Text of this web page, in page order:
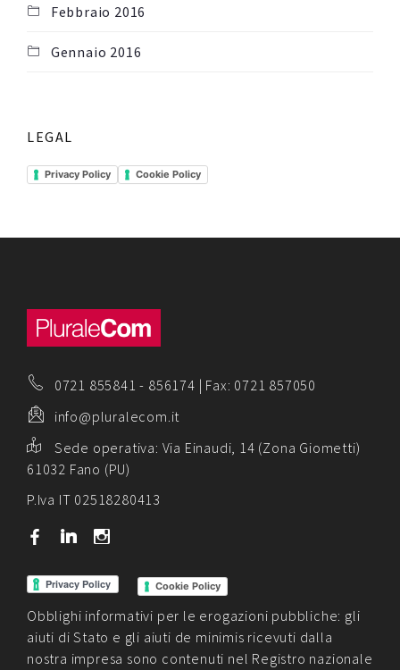
Febbraio 2016
Gennaio 2016
LEGAL
Privacy Policy Cookie Policy
0721 855841 - 856174 | Fax: 0721 857050
info@pluralecom.it
Sede operativa: Via Einaudi, 14 (Zona Giometti)
61032 Fano (PU)
P.Iva IT 02518280413
b j x
Cookie Policy
Obblighi informativi per le erogazioni pubbliche: gli
aiuti di Stato e gli aiuti de minimis ricevuti dalla
nostra impresa sono contenuti nel Registro nazionale